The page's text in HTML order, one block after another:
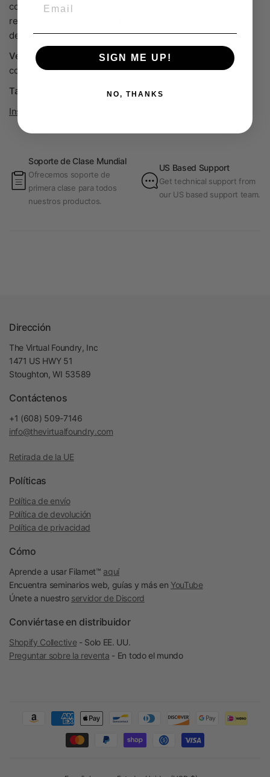
cobre. Alternativamente, imprima piezas de cobre huecas y
rellénelas con polvo para obtener una pieza terminada más
densa con una contracción mínima.
Ventajas clave:
Esta técnica elimina la porosidad y la
contracción.
Tamaño de partícula:
-325 mesh
Instrucciones completas de sinterización
Soporte de Clase Mundial
Ofrecemos soporte de
primera clase para todos
nuestros productos.
US Based Support
Get technical support from
our US based support team.
Dirección
The Virtual Foundry, Inc
1471 US HWY 51
Stoughton, WI 53589
Contáctenos
+1 (608) 509-7146
info@thevirtualfoundry.com
Retirada de la UE
Políticas
Política de envío
Política de devolución
Política de privacidad
Cómo
Aprende a usar Filamet™ aquí
Encuentra seminarios web, guías y más en YouTube
Únete a nuestro servidor de Discord
Conviértase en distribuidor
Shopify Collective - Solo EE. UU.
Preguntar sobre la reventa - En todo el mundo
SIGN ME UP!
NO, THANKS